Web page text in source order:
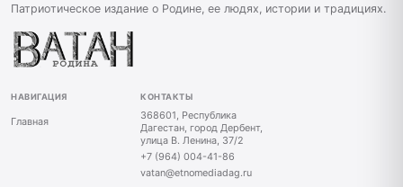
Патриотическое издание о Родине, ее людях, истории и традициях.
НАВИГАЦИЯ
Главная
КОНТАКТЫ
368601, Республика
Дагестан, город Дербент,
улица В. Ленина, 37/2
+7 (964) 004-41-86
vatan@etnomediadag.ru